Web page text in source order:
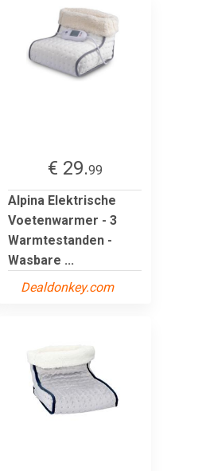
€ 29.99
Alpina Elektrische
Voetenwarmer - 3
Warmtestanden -
Wasbare ...
Dealdonkey.com